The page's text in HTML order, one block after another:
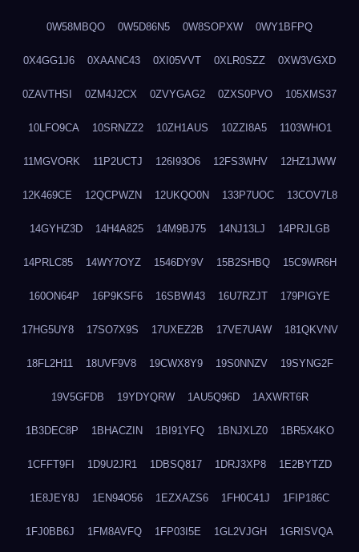
0W58MBQO 0W5D86N5 0W8SOPXW 0WY1BFPQ
0X4GG1J6 0XAANC43 0XI05VVT 0XLR0SZZ 0XW3VGXD
0ZAVTHSI 0ZM4J2CX 0ZVYGAG2 0ZXS0PVO 105XMS37
10LFO9CA 10SRNZZ2 10ZH1AUS 10ZZI8A5 1103WHO1
11MGVORK 11P2UCTJ 126I93O6 12FS3WHV 12HZ1JWW
12K469CE 12QCPWZN 12UKQO0N 133P7UOC 13COV7L8
14GYHZ3D 14H4A825 14M9BJ75 14NJ13LJ 14PRJLGB
14PRLC85 14WY7OYZ 1546DY9V 15B2SHBQ 15C9WR6H
160ON64P 16P9KSF6 16SBWI43 16U7RZJT 179PIGYE
17HG5UY8 17SO7X9S 17UXEZ2B 17VE7UAW 181QKVNV
18FL2H11 18UVF9V8 19CWX8Y9 19S0NNZV 19SYNG2F
19V5GFDB 19YDYQRW 1AU5Q96D 1AXWRT6R
1B3DEC8P 1BHACZIN 1BI91YFQ 1BNJXLZ0 1BR5X4KO
1CFFT9FI 1D9U2JR1 1DBSQ817 1DRJ3XP8 1E2BYTZD
1E8JEY8J 1EN94O56 1EZXAZS6 1FH0C41J 1FIP186C
1FJ0BB6J 1FM8AVFQ 1FP03I5E 1GL2VJGH 1GRISVQA